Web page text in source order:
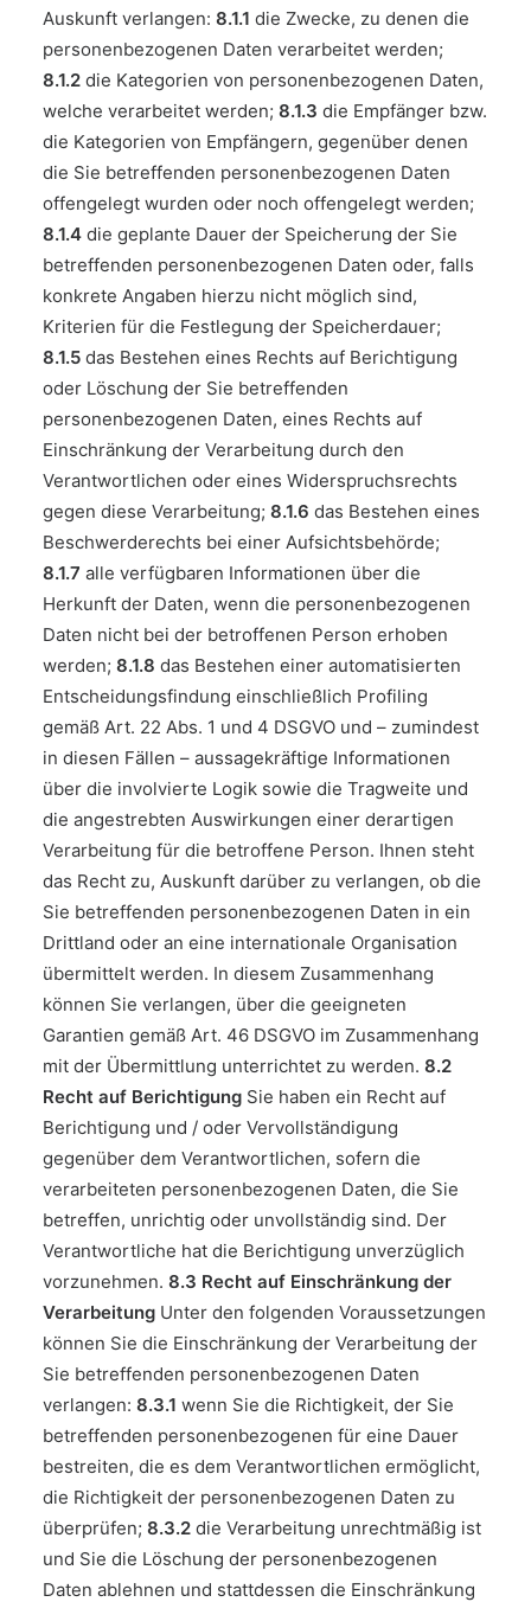
Auskunft verlangen: 8.1.1 die Zwecke, zu denen die
personenbezogenen Daten verarbeitet werden;
8.1.2 die Kategorien von personenbezogenen Daten,
welche verarbeitet werden; 8.1.3 die Empfänger bzw.
die Kategorien von Empfängern, gegenüber denen
die Sie betreffenden personenbezogenen Daten
offengelegt wurden oder noch offengelegt werden;
8.1.4 die geplante Dauer der Speicherung der Sie
betreffenden personenbezogenen Daten oder, falls
konkrete Angaben hierzu nicht möglich sind,
Kriterien für die Festlegung der Speicherdauer;
8.1.5 das Bestehen eines Rechts auf Berichtigung
oder Löschung der Sie betreffenden
personenbezogenen Daten, eines Rechts auf
Einschränkung der Verarbeitung durch den
Verantwortlichen oder eines Widerspruchsrechts
gegen diese Verarbeitung; 8.1.6 das Bestehen eines
Beschwerderechts bei einer Aufsichtsbehörde;
8.1.7 alle verfügbaren Informationen über die
Herkunft der Daten, wenn die personenbezogenen
Daten nicht bei der betroffenen Person erhoben
werden; 8.1.8 das Bestehen einer automatisierten
Entscheidungsfindung einschließlich Profiling
gemäß Art. 22 Abs. 1 und 4 DSGVO und – zumindest
in diesen Fällen – aussagekräftige Informationen
über die involvierte Logik sowie die Tragweite und
die angestrebten Auswirkungen einer derartigen
Verarbeitung für die betroffene Person. Ihnen steht
das Recht zu, Auskunft darüber zu verlangen, ob die
Sie betreffenden personenbezogenen Daten in ein
Drittland oder an eine internationale Organisation
übermittelt werden. In diesem Zusammenhang
können Sie verlangen, über die geeigneten
Garantien gemäß Art. 46 DSGVO im Zusammenhang
mit der Übermittlung unterrichtet zu werden. 8.2
Recht auf Berichtigung Sie haben ein Recht auf
Berichtigung und / oder Vervollständigung
gegenüber dem Verantwortlichen, sofern die
verarbeiteten personenbezogenen Daten, die Sie
betreffen, unrichtig oder unvollständig sind. Der
Verantwortliche hat die Berichtigung unverzüglich
vorzunehmen. 8.3 Recht auf Einschränkung der
Verarbeitung Unter den folgenden Voraussetzungen
können Sie die Einschränkung der Verarbeitung der
Sie betreffenden personenbezogenen Daten
verlangen: 8.3.1 wenn Sie die Richtigkeit, der Sie
betreffenden personenbezogenen für eine Dauer
bestreiten, die es dem Verantwortlichen ermöglicht,
die Richtigkeit der personenbezogenen Daten zu
überprüfen; 8.3.2 die Verarbeitung unrechtmäßig ist
und Sie die Löschung der personenbezogenen
Daten ablehnen und stattdessen die Einschränkung